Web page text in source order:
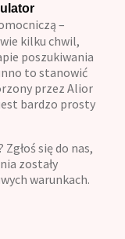
–
kilku chwil,
poszukiwania
to stanowić
przez Alior
bardzo prosty
się do nas,
zostały
warunkach.